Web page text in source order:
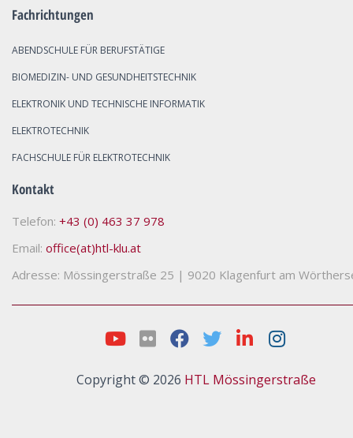
Fachrichtungen
ABENDSCHULE FÜR BERUFSTÄTIGE
BIOMEDIZIN- UND GESUNDHEITSTECHNIK
ELEKTRONIK UND TECHNISCHE INFORMATIK
ELEKTROTECHNIK
FACHSCHULE FÜR ELEKTROTECHNIK
Kontakt
Telefon: +43 (0) 463 37 978
Email: office(at)htl-klu.at
Adresse: Mössingerstraße 25 | 9020 Klagenfurt am
Copyright © 2026 HTL Mössingerstraße